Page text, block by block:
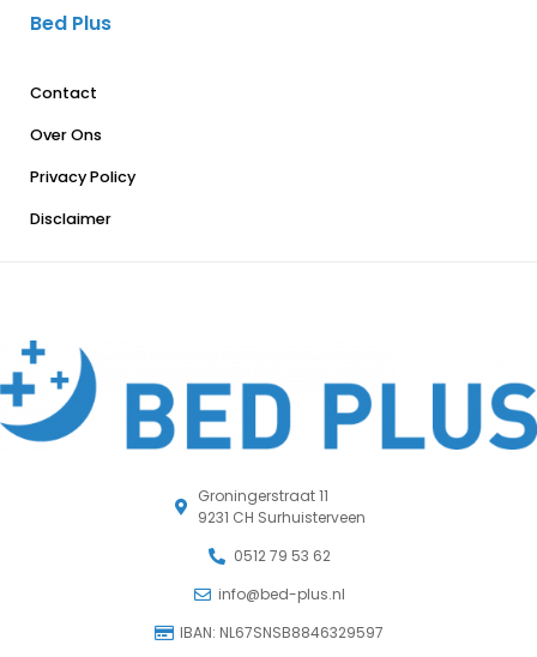
Groningerstraat 11
9231 CH Surhuisterveen
0512 79 53 62
info@bed-plus.nl
IBAN: NL67SNSB8846329597
Bed Plus
Contact
Over Ons
Privacy Policy
Disclaimer